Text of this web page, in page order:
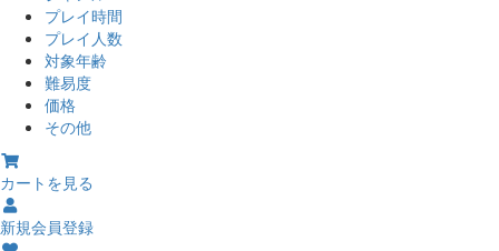
プレイ時間
プレイ人数
対象年齢
難易度
価格
その他
カートを見る
新規会員登録